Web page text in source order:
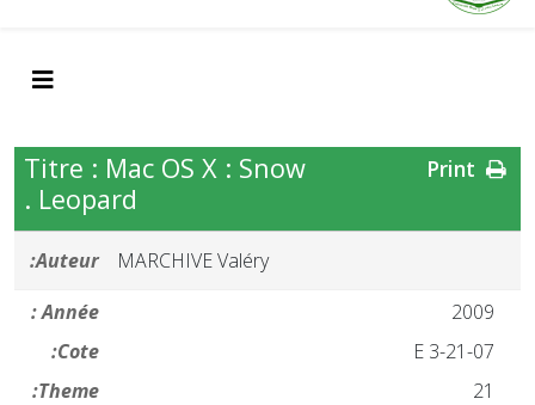
Titre : Mac OS X : Snow
Leopard .
Auteur:
MARCHIVE Valéry
Année :
2009
Cote:
21-07-E 3
Theme:
21